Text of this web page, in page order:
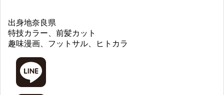
出身地奈良県
特技カラー、前髪カット
趣味漫画、フットサル、ヒトカラ